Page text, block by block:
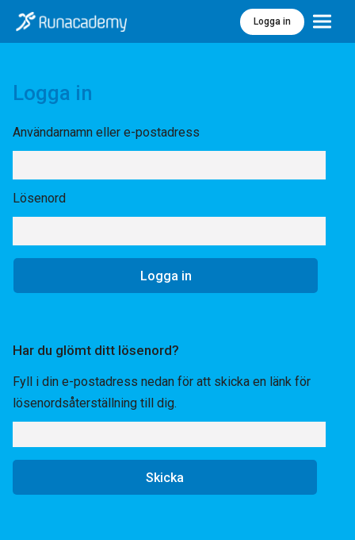
Logga in Meny
Logga in
Användarnamn eller e-postadress
Lösenord
Har du glömt ditt lösenord?
Fyll i din e-postadress nedan för att skicka en länk för
lösenordsåterställning till dig.